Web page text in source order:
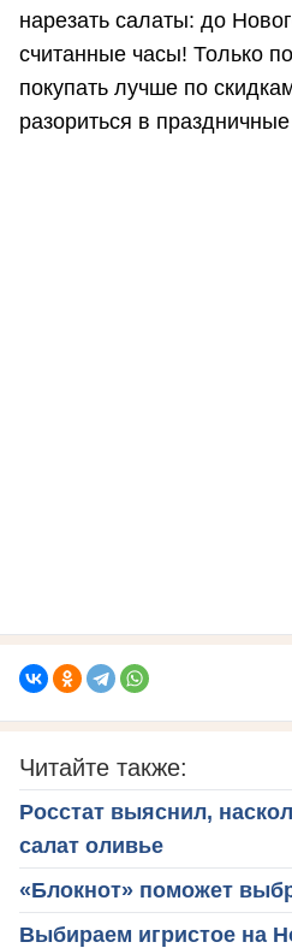
нарезать салаты: до
считанные часы! Только
покупать лучше по
разориться в
Читайте также:
Росстат выяснил,
салат оливье
«Блокнот» поможет
Выбираем игристое на